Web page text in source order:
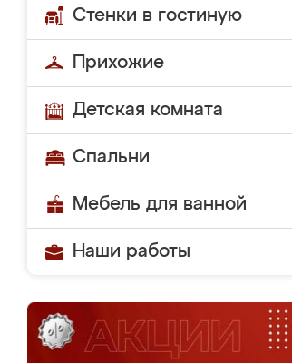
Стенки в гостиную
Прихожие
Детская комната
Спальни
Мебель для ванной
Наши работы